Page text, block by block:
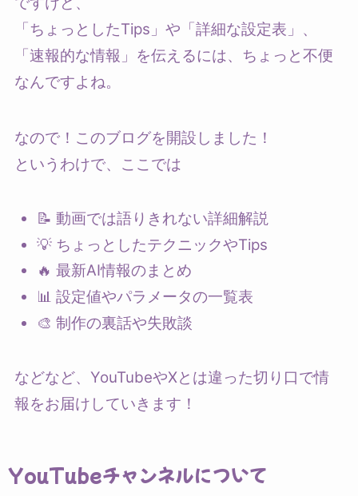
「ちょっとしたTips」や「詳細な設定表」、
「速報的な情報」を伝えるには、ちょっと不便
なんですよね。
なので！このブログを開設しました！
というわけで、ここでは
📝 動画では語りきれない詳細解説
💡 ちょっとしたテクニックやTips
🔥 最新AI情報のまとめ
📊 設定値やパラメータの一覧表
🎨 制作の裏話や失敗談
などなど、YouTubeやXとは違った切り口で情
報をお届けしていきます！
YouTubeチャンネルについて